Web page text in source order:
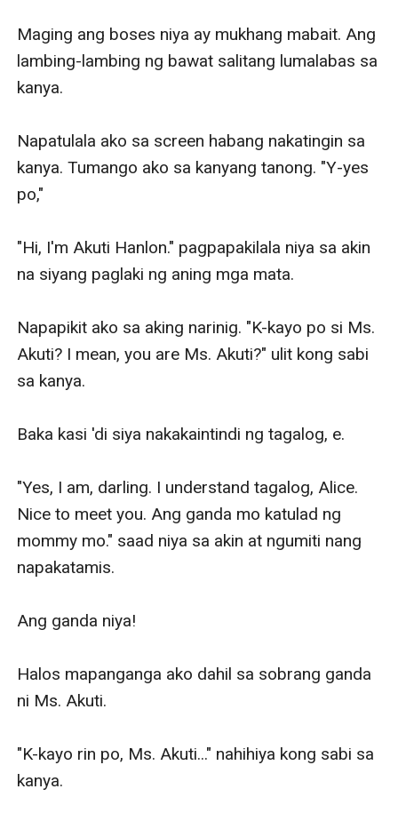
Maging ang boses niya ay mukhang mabait. Ang
lambing-lambing ng bawat salitang lumalabas sa
kanya.
Napatulala ako sa screen habang nakatingin sa
kanya. Tumango ako sa kanyang tanong. "Y-yes
po,"
"Hi, I'm Akuti Hanlon." pagpapakilala niya sa akin
na siyang paglaki ng aning mga mata.
Napapikit ako sa aking narinig. "K-kayo po si Ms.
Akuti? I mean, you are Ms. Akuti?" ulit kong sabi
sa kanya.
Baka kasi 'di siya nakakaintindi ng tagalog, e.
"Yes, I am, darling. I understand tagalog, Alice.
Nice to meet you. Ang ganda mo katulad ng
mommy mo." saad niya sa akin at ngumiti nang
napakatamis.
Ang ganda niya!
Halos mapanganga ako dahil sa sobrang ganda
ni Ms. Akuti.
"K-kayo rin po, Ms. Akuti..." nahihiya kong sabi sa
kanya.